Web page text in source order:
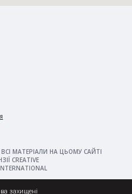
МАТЕРІАЛИ НА ЦЬОМУ САЙТІ
CREATIVE
захищені